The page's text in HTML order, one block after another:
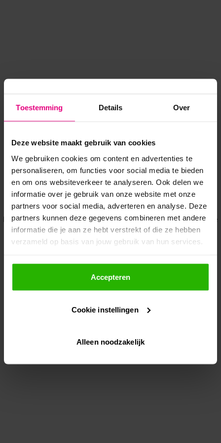
Toestemming Details Over
Deze website maakt gebruik van cookies
We gebruiken cookies om content en advertenties te
personaliseren, om functies voor social media te bieden
en om ons websiteverkeer te analyseren. Ook delen we
informatie over je gebruik van onze website met onze
partners voor social media, adverteren en analyse. Deze
partners kunnen deze gegevens combineren met andere
informatie die je aan ze hebt verstrekt of die ze hebben
verzameld op basis van jouw gebruik van hun services.
Als je op "Accepteer" klikt, dan geef je Voordeeluitjes.nl
toestemming om cookies voor social media en
gepersonaliseerde advertenties te plaatsen.
Lees hier meer over in onsprivacybeleid
Via "Cookie instellingen" kun je ook zelf instellen welke
Accepteren
Cookie instellingen
Alleen noodzakelijk
Application error: a client-side exception has occurred while
loadingwww.voordeeluitjes.nl (see the browser console for more
information).